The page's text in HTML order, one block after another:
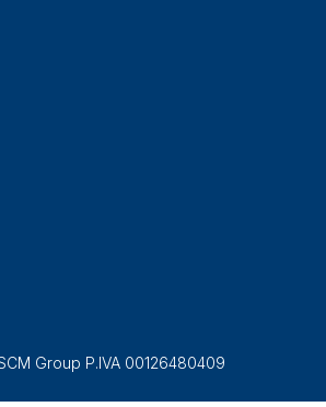
Group P.IVA 00126480409